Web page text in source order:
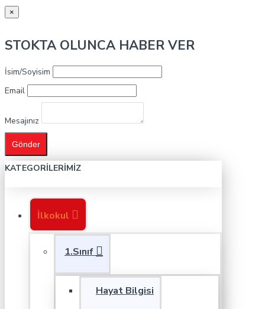
×
STOKTA OLUNCA HABER VER
İsim/Soyisim
Email
Mesajınız
Gönder
KATEGORILERIMIZ
İlkokul
1.Sınıf
Hayat Bilgisi